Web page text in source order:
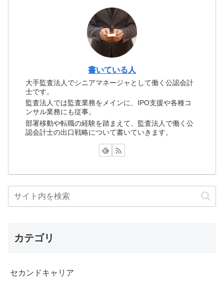
書いている人
大手監査法人でシニアマネージャとして働く公認会計
士です。
監査法人では監査業務をメインに、IPO支援や各種コ
ンサル業務にも従事。
部署移動や転職の経験を踏まえて、監査法人で働く公
認会計士の出口戦略について書いていきます。
カテゴリ
セカンドキャリア